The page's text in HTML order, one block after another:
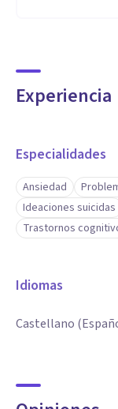
Experiencia
Especialidades
Ansiedad
Ideaciones suicidas
Trastornos
Idiomas
Castellano